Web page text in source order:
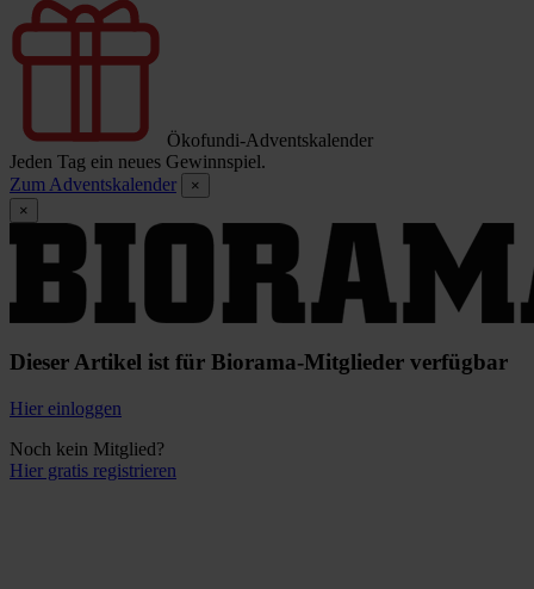
Ökofundi-Adventskalender
Jeden Tag ein neues Gewinnspiel.
Zum Adventskalender
×
×
Dieser Artikel ist für Biorama-Mitglieder verfügbar
Hier einloggen
Noch kein Mitglied?
Hier gratis registrieren